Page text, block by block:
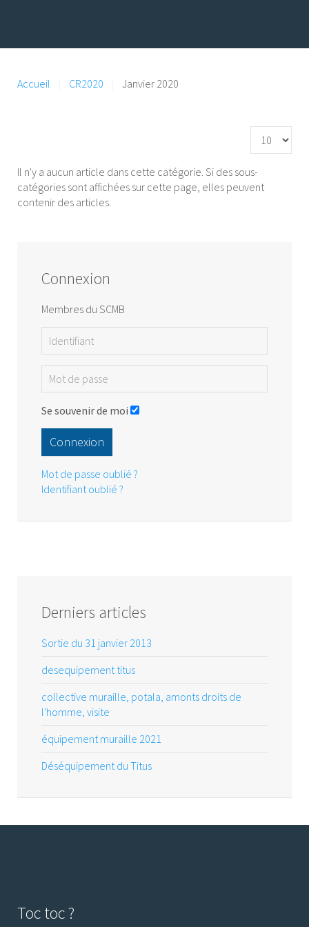
Accueil CR2020 Janvier 2020
Affichage #
Il n'y a aucun article dans cette catégorie. Si des sous-
catégories sont affichées sur cette page, elles peuvent
contenir des articles.
Connexion
Membres du SCMB
Se souvenir de moi
Connexion
Mot de passe oublié ?
Identifiant oublié ?
Derniers articles
Sortie du 31 janvier 2013
desequipement titus
collective muraille, potala, amonts droits de
l'homme, visite
équipement muraille 2021
Déséquipement du Titus
Toc toc ?